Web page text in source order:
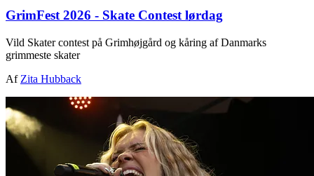
GrimFest 2026 - Skate Contest lørdag
Vild Skater contest på Grimhøjgård og kåring af Danmarks
grimmeste skater
Af Zita Hubback